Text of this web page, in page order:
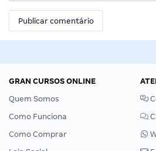
GRAN CURSOS ONLINE
Quem Somos
Como Funciona
Como Comprar